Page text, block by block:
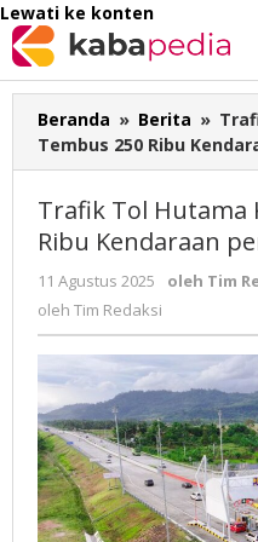
Lewati ke konten
Beranda » Berita »
Tembus 250 Ribu
Trafik Tol Hutama
Ribu Kendaraan
11 Agustus 2025 oleh Tim
oleh Tim Redaksi